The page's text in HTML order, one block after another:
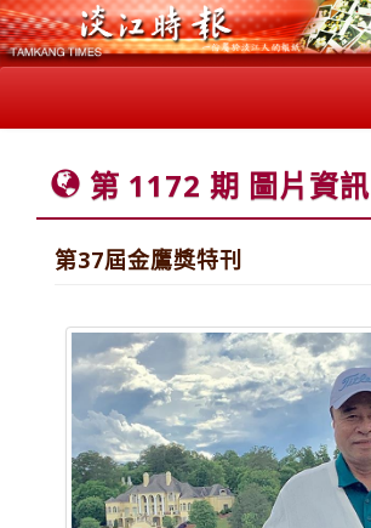
第 1172 期 圖片資訊
第37屆金鷹獎特刊